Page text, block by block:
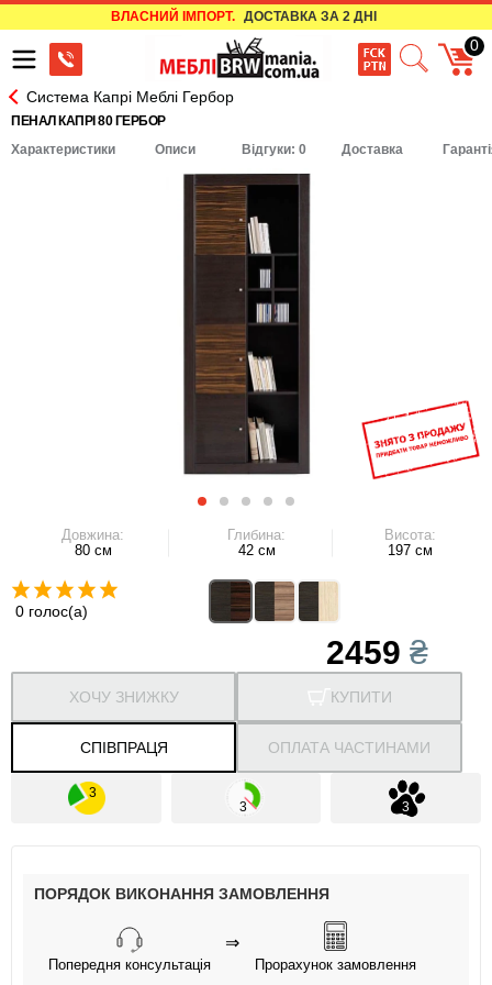
ВЛАСНИЙ ІМПОРТ. ДОСТАВКА ЗА 2 ДНІ
0
Система Капрі Меблі Гербор
ПЕНАЛ КАПРІ 80 ГЕРБОР
Характеристики
Описи Відгуки: 0 Доставка
Довжина:
80 см
Глибина:
42 см
Висота:
197 см
0 голос(а)
2459₴
КУПИТИ
СПІВПРАЦЯ
ХОЧУ ЗНИЖКУ
ОПЛАТА ЧАСТИНАМИ
ПОРЯДОК ВИКОНАННЯ ЗАМОВЛЕННЯ
Попередня консультація
⇒
Прорахунок замовлення